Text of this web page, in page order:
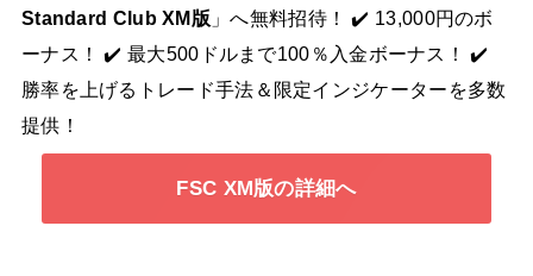
Standard Club XM版 」へ無料招待！ ✔️ 13,000円のボ
ーナス！ ✔️ 最大500ドルまで100％入金ボーナス！ ✔️
勝率を上げるトレード手法＆限定インジケーターを多数
提供！
FSC XM版の詳細へ